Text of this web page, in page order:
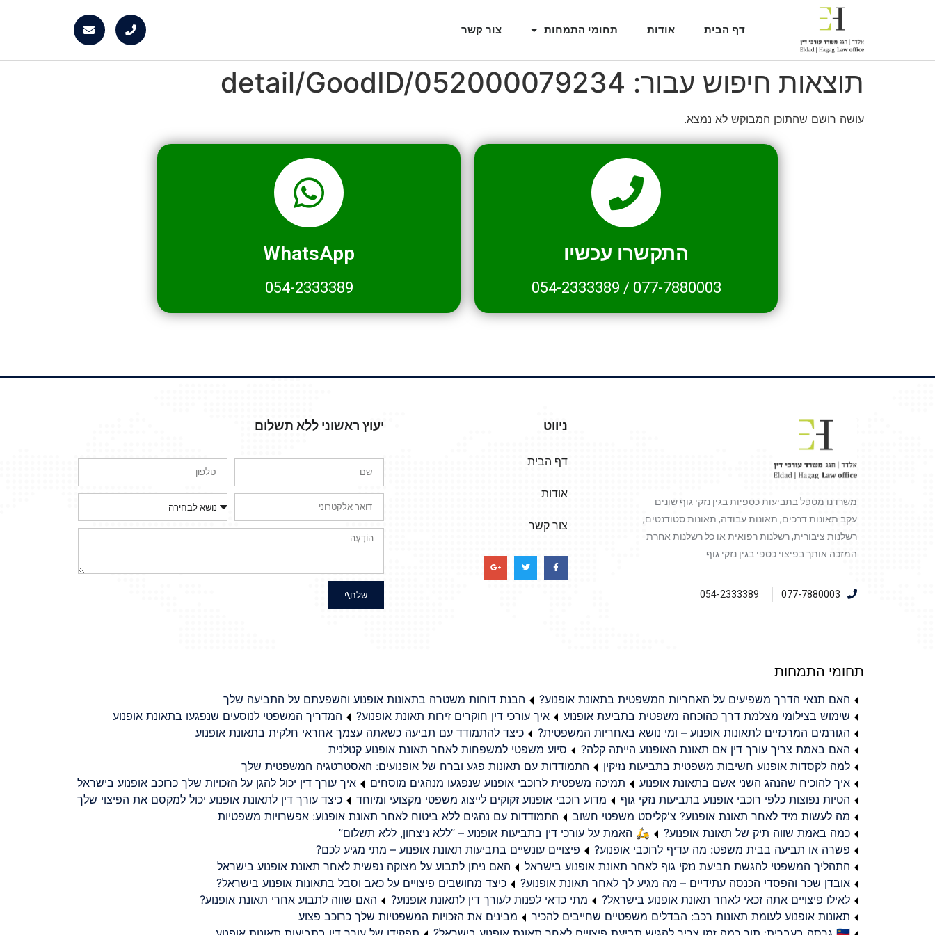
דף הבית אודות תחומי התמחות צור קשר
תוצאות חיפוש עבור: detail/GoodID/052000079234
עושה רושם שהתוכן המבוקש לא נמצא.
התקשרו עכשיו
077-7880003
/
054-2333389
WhatsApp
054-2333389
משרדנו מטפל בתביעות כספיות בגין נזקי גוף שונים
עקב תאונות דרכים, תאונות עבודה, תאונות סטודנטים,
רשלנות ציבורית, רשלנות רפואית או כל רשלנות אחרת
המזכה אותך בפיצוי כספי בגין נזקי גוף.
077-7880003
054-2333389
ניווט
דף הבית
אודות
צור קשר
יעוץ ראשוני ללא תשלום
שלח\י
תחומי התמחות
האם תנאי הדרך משפיעים על האחריות המשפטית בתאונת אופנוע?
הבנת דוחות משטרה בתאונות אופנוע והשפעתם על התביעה שלך
שימוש בצילומי מצלמת דרך כהוכחה משפטית בתביעת אופנוע
איך עורכי דין חוקרים זירות תאונת אופנוע?
המדריך המשפטי לנוסעים שנפגעו בתאונת אופנוע
הגורמים המרכזיים לתאונות אופנוע – ומי נושא באחריות המשפטית?
כיצד להתמודד עם תביעה כשאתה עצמך אחראי חלקית בתאונת אופנוע
האם באמת צריך עורך דין אם תאונת האופנוע הייתה קלה?
סיוע משפטי למשפחות לאחר תאונת אופנוע קטלנית
למה לקסדות אופנוע חשיבות משפטית בתביעות נזיקין
התמודדות עם תאונות פגע וברח של אופנועים: האסטרטגיה המשפטית שלך
איך להוכיח שהנהג השני אשם בתאונת אופנוע
תמיכה משפטית לרוכבי אופנוע שנפגעו מנהגים מוסחים
איך עורך דין יכול להגן על הזכויות שלך כרוכב אופנוע בישראל
הטיות נפוצות כלפי רוכבי אופנוע בתביעות נזקי גוף
מדוע רוכבי אופנוע זקוקים לייצוג משפטי מקצועי ומיוחד
כיצד עורך דין לתאונת אופנוע יכול למקסם את הפיצוי שלך
מה לעשות מיד לאחר תאונת אופנוע? צ'קליסט משפטי חשוב
התמודדות עם נהגים ללא ביטוח לאחר תאונת אופנוע: אפשרויות משפטיות
כמה באמת שווה תיק של תאונת אופנוע?
🛵 האמת על עורכי דין בתביעות אופנוע – “ללא ניצחון, ללא תשלום”
פשרה או תביעה בבית משפט: מה עדיף לרוכבי אופנוע?
פיצויים עונשיים בתביעות תאונת אופנוע – מתי מגיע לכם?
התהליך המשפטי להגשת תביעת נזקי גוף לאחר תאונת אופנוע בישראל
האם ניתן לתבוע על מצוקה נפשית לאחר תאונת אופנוע בישראל
אובדן שכר והפסדי הכנסה עתידיים – מה מגיע לך לאחר תאונת אופנוע?
כיצד מחושבים פיצויים על כאב וסבל בתאונות אופנוע בישראל?
לאילו פיצויים אתה זכאי לאחר תאונת אופנוע בישראל?
מתי כדאי לפנות לעורך דין לתאונת אופנוע?
האם שווה לתבוע אחרי תאונת אופנוע?
תאונות אופנוע לעומת תאונות רכב: הבדלים משפטיים שחייבים להכיר
מבינים את הזכויות המשפטיות שלך כרוכב פצוע